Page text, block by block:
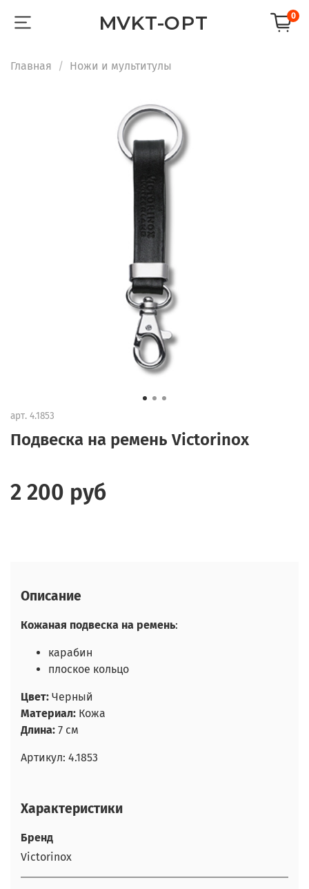
MVKT-OPT 0
Главная Ножи и мультитулы
арт. 4.1853
Подвеска на ремень Victorinox
2 200 руб
Описание
Кожаная подвеска на ремень:
карабин
плоское кольцо
Цвет: Черный
Материал: Кожа
Длина: 7 см
Артикул: 4.1853
Характеристики
Бренд
Victorinox